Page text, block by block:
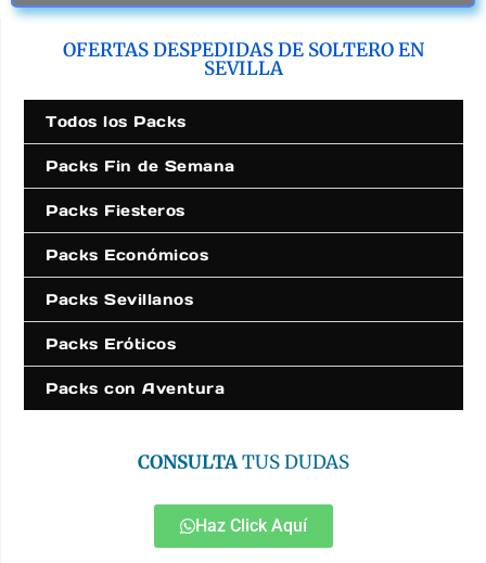
OFERTAS DESPEDIDAS DE SOLTERO EN
SEVILLA
Todos los Packs
Packs Fin de Semana
Packs Fiesteros
Packs Económicos
Packs Sevillanos
Packs Eróticos
Packs con Aventura
CONSULTATUS DUDAS
Haz Click Aquí